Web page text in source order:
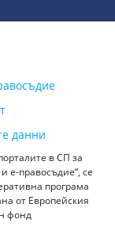
данни
в СП за
е-правосъдие“, се
програма
от Европейския
фонд